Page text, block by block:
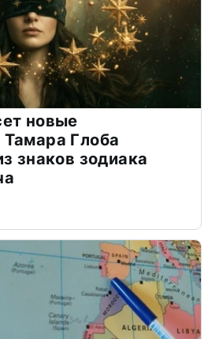
новые
Глоба
знаков зодиака